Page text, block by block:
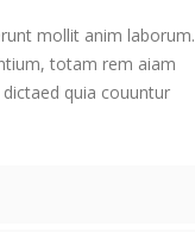
mollit anim laborum.
totam rem aiam
quia couuntur